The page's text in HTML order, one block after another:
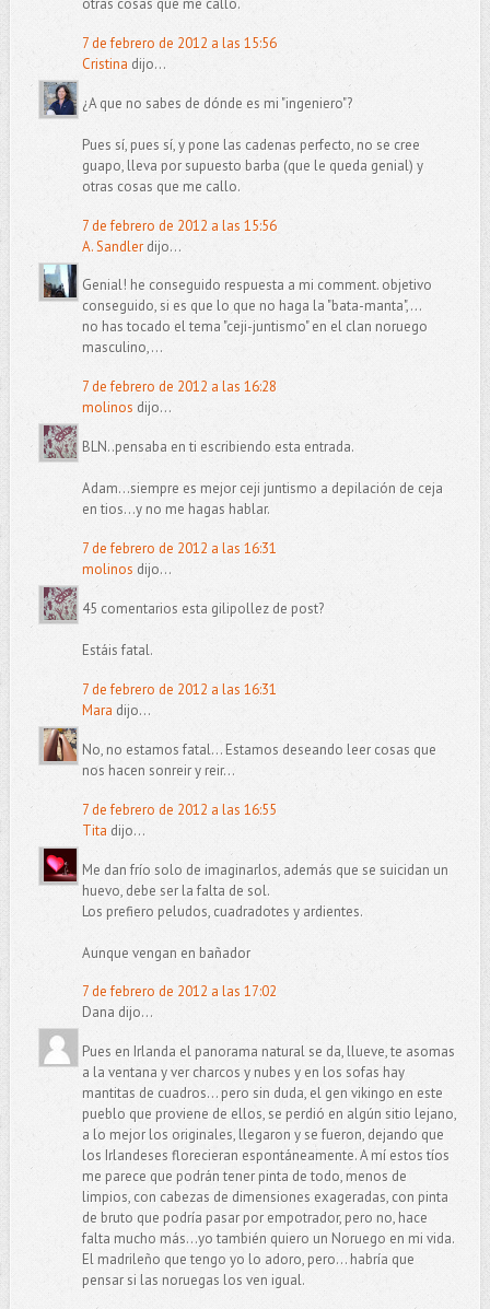
7 de febrero de 2012 a las 15:56
Cristina dijo...
¿A que no sabes de dónde es mi "ingeniero"?
Pues sí, pues sí, y pone las cadenas perfecto, no se cree
guapo, lleva por supuesto barba (que le queda genial) y
otras cosas que me callo.
7 de febrero de 2012 a las 15:56
A. Sandlerdijo...
Genial! he conseguido respuesta a mi comment. objetivo
conseguido, si es que lo que no haga la "bata-manta",...
no has tocado el tema "ceji-juntismo" en el clan noruego
masculino,...
7 de febrero de 2012 a las 16:28
molinos dijo...
BLN..pensaba en ti escribiendo esta entrada.
Adam...siempre es mejor ceji juntismo a depilación de ceja
en tios...y no me hagas hablar.
7 de febrero de 2012 a las 16:31
molinos dijo...
45 comentarios esta gilipollez de post?
Estáis fatal.
7 de febrero de 2012 a las 16:31
Mara dijo...
No, no estamos fatal... Estamos deseando leer cosas que
nos hacen sonreir y reir...
7 de febrero de 2012 a las 16:55
Tita dijo...
Me dan frío solo de imaginarlos, además que se suicidan un
huevo, debe ser la falta de sol.
Los prefiero peludos, cuadradotes y ardientes.
Aunque vengan en bañador
7 de febrero de 2012 a las 17:02
Dana dijo...
Pues en Irlanda el panorama natural se da, llueve, te asomas
a la ventana y ver charcos y nubes y en los sofas hay
mantitas de cuadros... pero sin duda, el gen vikingo en este
pueblo que proviene de ellos, se perdió en algún sitio lejano,
a lo mejor los originales, llegaron y se fueron, dejando que
los Irlandeses florecieran espontáneamente. A mí estos tíos
me parece que podrán tener pinta de todo, menos de
limpios, con cabezas de dimensiones exageradas, con pinta
de bruto que podría pasar por empotrador, pero no, hace
falta mucho más...yo también quiero un Noruego en mi vida.
El madrileño que tengo yo lo adoro, pero... habría que
pensar si las noruegas los ven igual.